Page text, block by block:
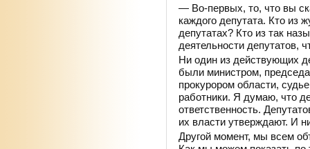
— Во-первых, то, что вы
каждого депутата. Кто из
депутатах? Кто из так
деятельности депутатов,
Ни один из действующих
были министром,
прокурором области,
работники. Я думаю, что
ответственность.
их власти утверждают. И
Другой момент, мы всем